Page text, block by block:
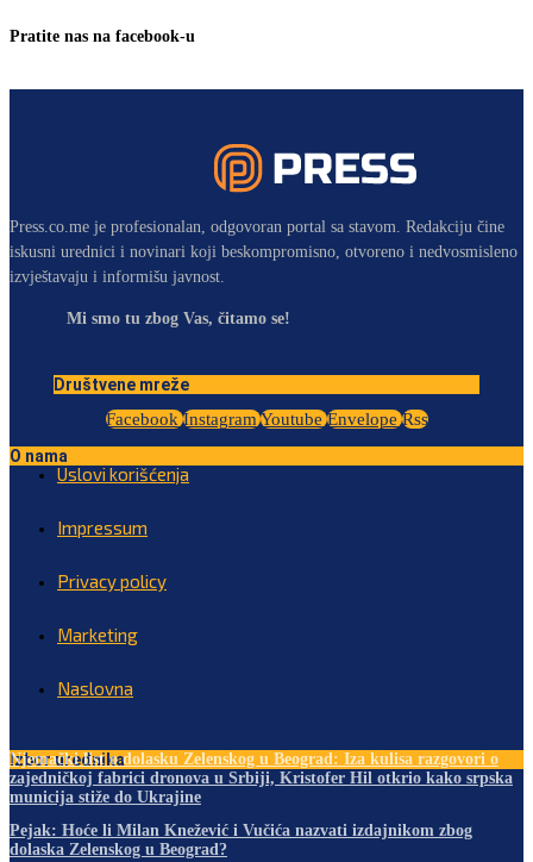
Pratite nas na facebook-u
Press.co.me je profesionalan, odgovoran portal sa stavom. Redakciju čine
iskusni urednici i novinari koji beskompromisno, otvoreno i nedvosmisleno
izvještavaju i informišu javnost.
Mi smo tu zbog Vas, čitamo se!
Društvene mreže
Facebook Instagram Youtube Envelope Rss
O nama
Uslovi korišćenja
Impressum
Privacy policy
Marketing
Naslovna
Izbor urednika
Njemački list o dolasku Zelenskog u Beograd: Iza kulisa razgovori o
zajedničkoj fabrici dronova u Srbiji, Kristofer Hil otkrio kako srpska
municija stiže do Ukrajine
Pejak: Hoće li Milan Knežević i Vučića nazvati izdajnikom zbog
dolaska Zelenskog u Beograd?